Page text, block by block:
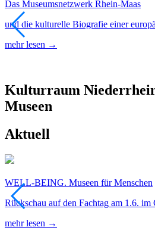
Das Museumsnetzwerk Rhein-Maas
und die kulturelle Biografie einer
mehr lesen →
Kulturraum
Museen
Aktuell
WELL-BEING. Museen für Menschen
Rückschau auf den Fachtag am 1.6. im
mehr lesen →